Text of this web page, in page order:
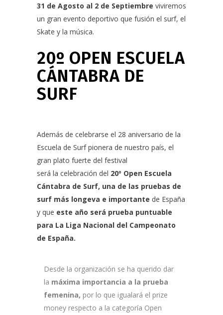
31 de Agosto al 2 de Septiembre viviremos
un gran evento deportivo que fusión el surf, el
Skate y la música.
20º OPEN ESCUELA
CÁNTABRA DE
SURF
Además de celebrarse el 28 aniversario de la
Escuela de Surf pionera de nuestro país, el
gran plato fuerte del festival
será la celebración del 20º Open Escuela
Cántabra de Surf, una de las pruebas de
surf más longeva e importante de España
y que este año será prueba puntuable
para La Liga Nacional del Campeonato
de España.
Desde la organización se ha querido dar
la máxima importancia a la prueba
femenina, por lo que igualará el prize
money respecto a la categoría Open